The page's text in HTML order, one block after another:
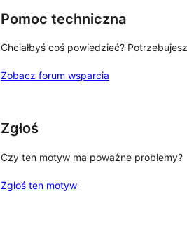
Pomoc techniczna
Chciałbyś coś powiedzieć?
Zobacz forum wsparcia
Zgłoś
Czy ten motyw ma poważne problemy?
Zgłoś ten motyw